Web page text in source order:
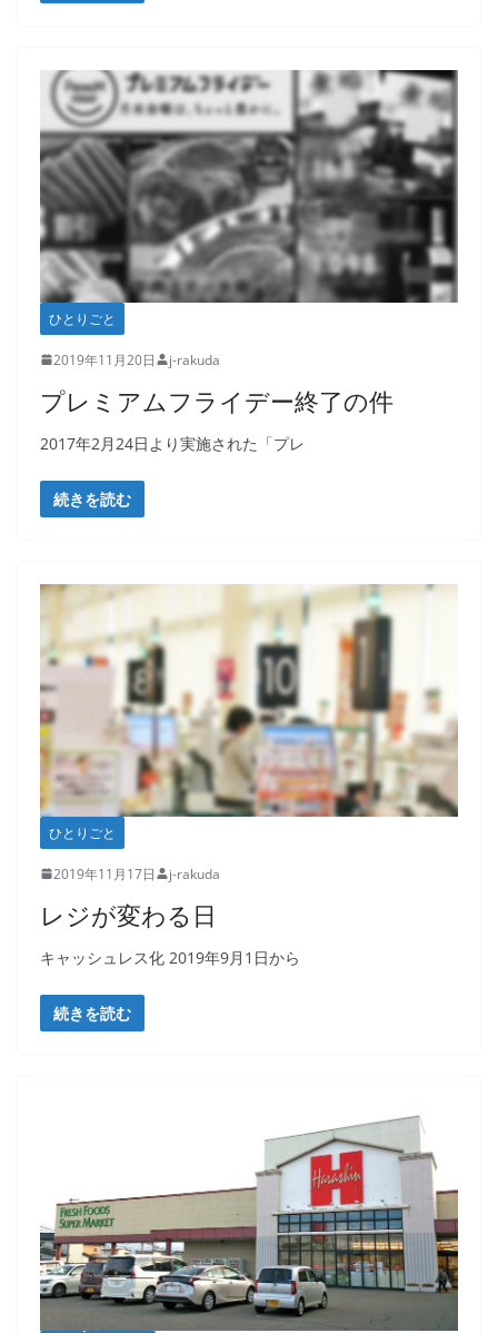
ひとりごと
2019年11月20日 j-rakuda
プレミアムフライデー終了の件
2017年2月24日より実施された「プレ
続きを読む
ひとりごと
2019年11月17日 j-rakuda
レジが変わる日
キャッシュレス化 2019年9月1日から
続きを読む